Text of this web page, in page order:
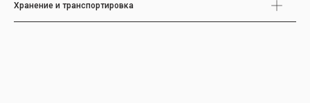
Хранение и транспортировка